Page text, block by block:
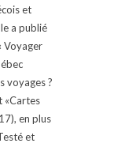
et
a publié
Voyager
voyages ?
«Cartes
en plus
et